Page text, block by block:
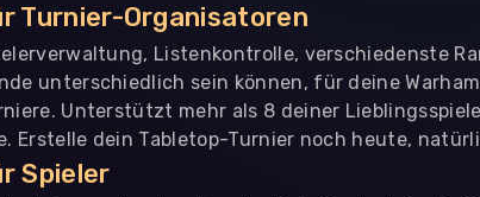
Turnier-Organisatoren
Listenkontrolle, verschiedenste
unterschiedlich sein können, für deine
Unterstützt mehr als 8 deiner
Erstelle dein Tabletop-Turnier noch heute,
Spieler